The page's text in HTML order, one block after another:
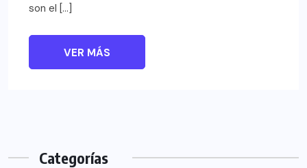
son el […]
VER MÁS
Categorías